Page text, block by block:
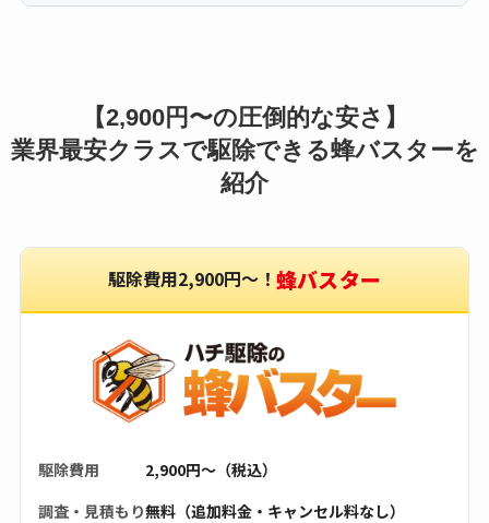
【2,900円〜の圧倒的な安さ】
業界最安クラスで駆除できる蜂バスターを
紹介
駆除費用2,900円〜！ 蜂バスター
駆除費用
2,900円〜（税込）
調査・見積もり無料（追加料金・キャンセル料なし）